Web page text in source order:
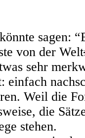
sagen:
von der Welt
sehr
einfach
Weil die
die
stehen.